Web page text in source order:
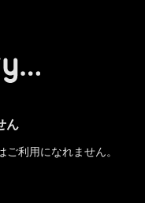
ん
利用になれません。